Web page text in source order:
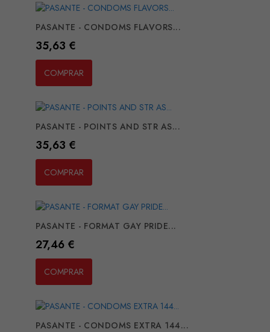
PASANTE - CONDOMS FLAVORS...
Preço
35,63 €
COMPRAR
PASANTE - POINTS AND STR AS...
Preço
35,63 €
COMPRAR
PASANTE - FORMAT GAY PRIDE...
Preço
27,46 €
COMPRAR
PASANTE - CONDOMS EXTRA 144...